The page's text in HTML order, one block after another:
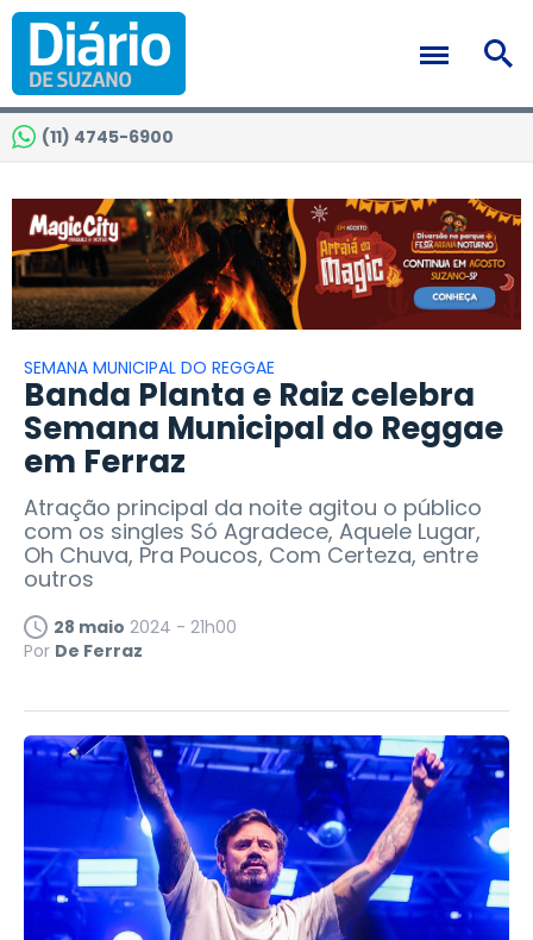
(11) 4745-6900
SEMANA MUNICIPAL DO REGGAE
Banda Planta e Raiz celebra
Semana Municipal do Reggae
em Ferraz
Atração principal da noite agitou o público
com os singles Só Agradece, Aquele Lugar,
Oh Chuva, Pra Poucos, Com Certeza, entre
outros
28 maio 2024 - 21h00
Por De Ferraz